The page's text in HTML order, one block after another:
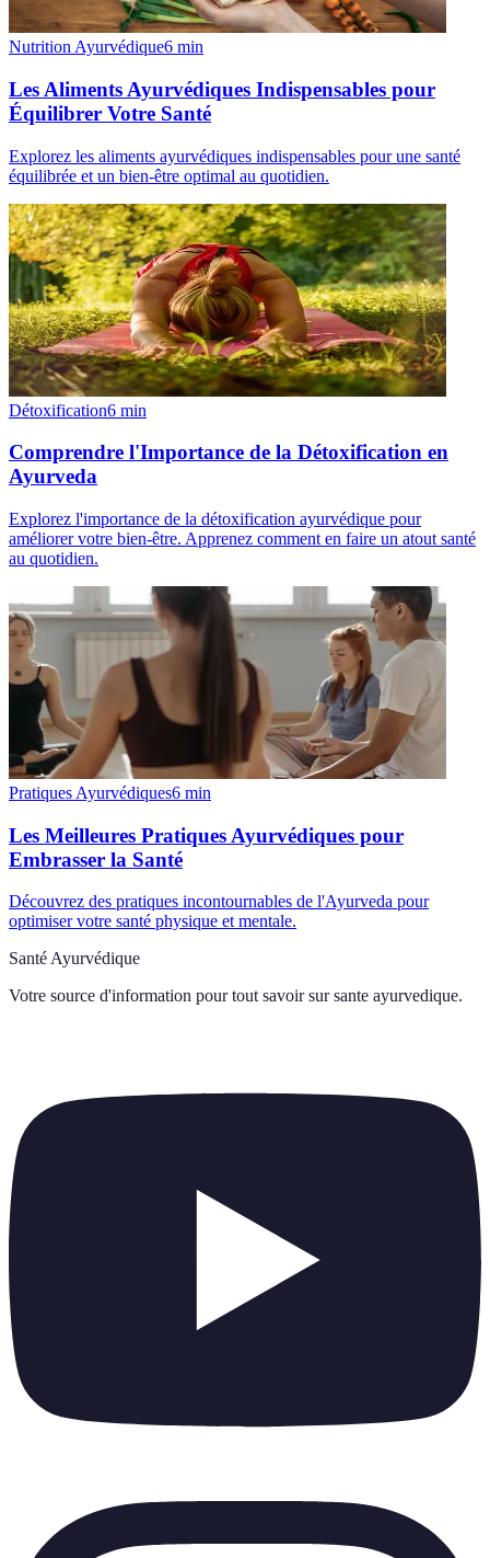
Nutrition Ayurvédique6 min
Les Aliments Ayurvédiques Indispensables pour
Équilibrer Votre Santé
Explorez les aliments ayurvédiques indispensables pour une santé
équilibrée et un bien-être optimal au quotidien.
Détoxification6 min
Comprendre l'Importance de la Détoxification en
Ayurveda
Explorez l'importance de la détoxification ayurvédique pour
améliorer votre bien-être. Apprenez comment en faire un atout santé
au quotidien.
Pratiques Ayurvédiques6 min
Les Meilleures Pratiques Ayurvédiques pour
Embrasser la Santé
Découvrez des pratiques incontournables de l'Ayurveda pour
optimiser votre santé physique et mentale.
Santé Ayurvédique
Votre source d'information pour tout savoir sur sante ayurvedique.